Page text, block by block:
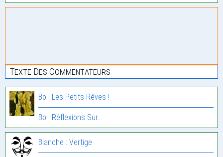
Texte Des Commentateurs
Bo : Les Petits Rêves !
Bo : Réflexions Sur…
Blanche : Vertige